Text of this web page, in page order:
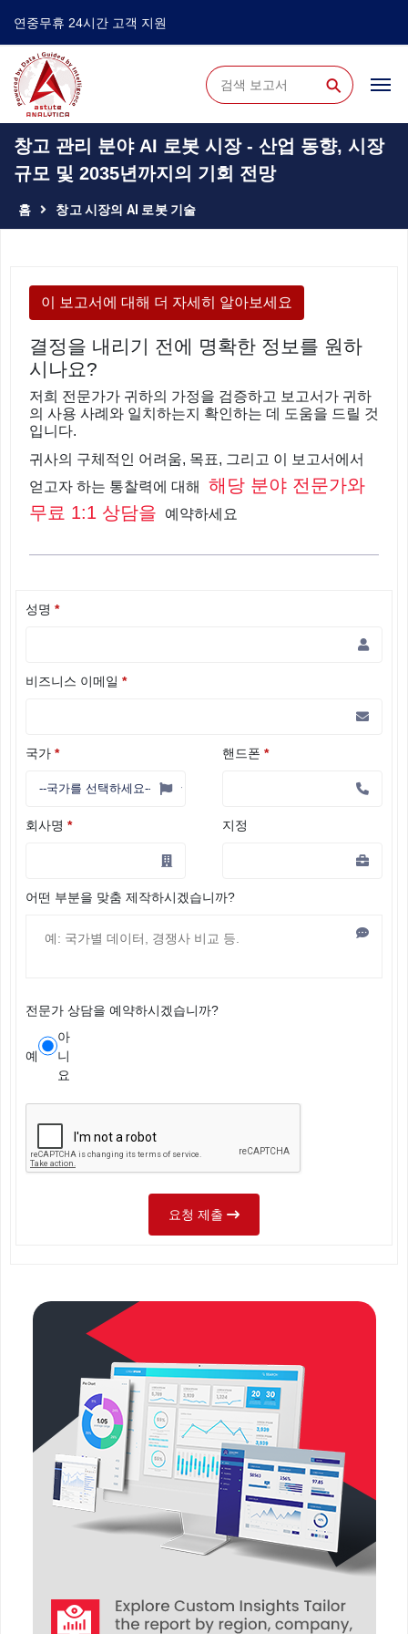
연중무휴 24시간 고객 지원
⚲
창고 관리 분야 AI 로봇 시장 - 산업 동향, 시장
규모 및 2035년까지의 기회 전망
홈 창고 시장의 AI 로봇 기술
이 보고서에 대해 더 자세히 알아보세요
결정을 내리기 전에 명확한 정보를 원하
시나요?
저희 전문가가 귀하의 가정을 검증하고 보고서가 귀하
의 사용 사례와 일치하는지 확인하는 데 도움을 드릴 것
입니다.
귀사의 구체적인 어려움, 목표, 그리고 이 보고서에서
얻고자 하는 통찰력에 대해
해당 분야 전문가와
무료 1:1 상담을
예약하세요
성명 *
비즈니스 이메일 *
국가 * 핸드폰 *
회사명 * 지정
어떤 부분을 맞춤 제작하시겠습니까?
전문가 상담을 예약하시겠습니까?
예
아
니
요
요청 제출